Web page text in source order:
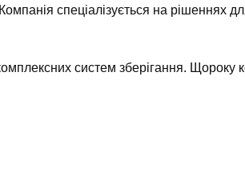
спеціалізується на рішеннях
систем зберігання. Щороку